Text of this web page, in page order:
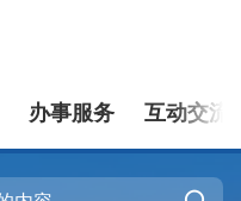
办事服务 互动交流